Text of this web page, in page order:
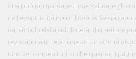
Ci si può domandare come valutare gli
nell'eventualità in cui il debito faccia capo
dal vincolo della solidarietà. Il creditore
revocatoria in relazione ad un atto di
uno dei condebitori anche quando i